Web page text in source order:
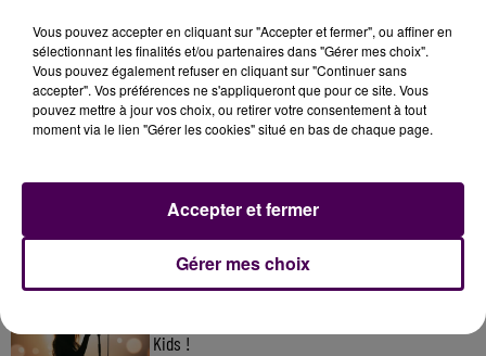
À LA UNE
31 juillet 2026
Gagnez vos entrées à Terra Botanica !
Kids !
Vous pouvez accepter en cliquant sur "Accepter et fermer", ou affiner en
sélectionnant les finalités et/ou partenaires dans "Gérer mes choix".
Vous pouvez également refuser en cliquant sur "Continuer sans
accepter". Vos préférences ne s'appliqueront que pour ce site. Vous
pouvez mettre à jour vos choix, ou retirer votre consentement à tout
moment via le lien "Gérer les cookies" situé en bas de chaque page.
Gérer mes choix
Accepter et fermer